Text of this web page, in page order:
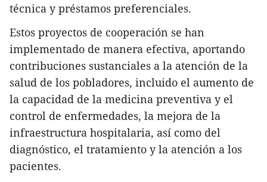
técnica y préstamos preferenciales.
Estos proyectos de cooperación se han
implementado de manera efectiva, aportando
contribuciones sustanciales a la atención de la
salud de los pobladores, incluido el aumento de
la capacidad de la medicina preventiva y el
control de enfermedades, la mejora de la
infraestructura hospitalaria, así como del
diagnóstico, el tratamiento y la atención a los
pacientes.